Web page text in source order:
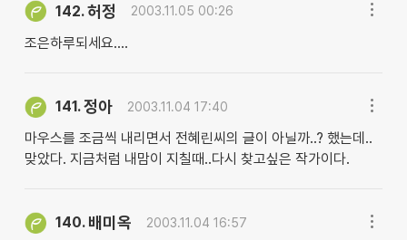
142.허정 2003.11.05 00:26
조은하루되세요....
141.정아 2003.11.04 17:40
마우스를 조금씩 내리면서 전혜린씨의 글이 아닐까..? 했는데..
맞았다. 지금처럼 내맘이 지칠때..다시 찾고싶은 작가이다.
140. 배미옥 2003.11.04 16:57